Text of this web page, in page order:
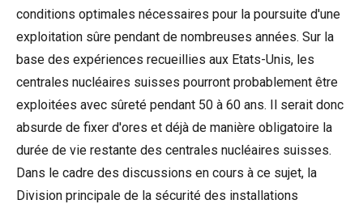
conditions optimales nécessaires pour la poursuite d'une
exploitation sûre pendant de nombreuses années. Sur la
base des expériences recueillies aux Etats-Unis, les
centrales nucléaires suisses pourront probablement être
exploitées avec sûreté pendant 50 à 60 ans. Il serait donc
absurde de fixer d'ores et déjà de manière obligatoire la
durée de vie restante des centrales nucléaires suisses.
Dans le cadre des discussions en cours à ce sujet, la
Division principale de la sécurité des installations